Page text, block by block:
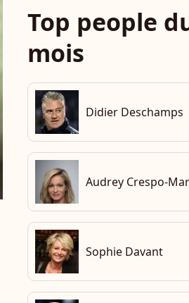
Top people
mois
Didier Deschamps
Audrey Crespo-
Sophie Davant